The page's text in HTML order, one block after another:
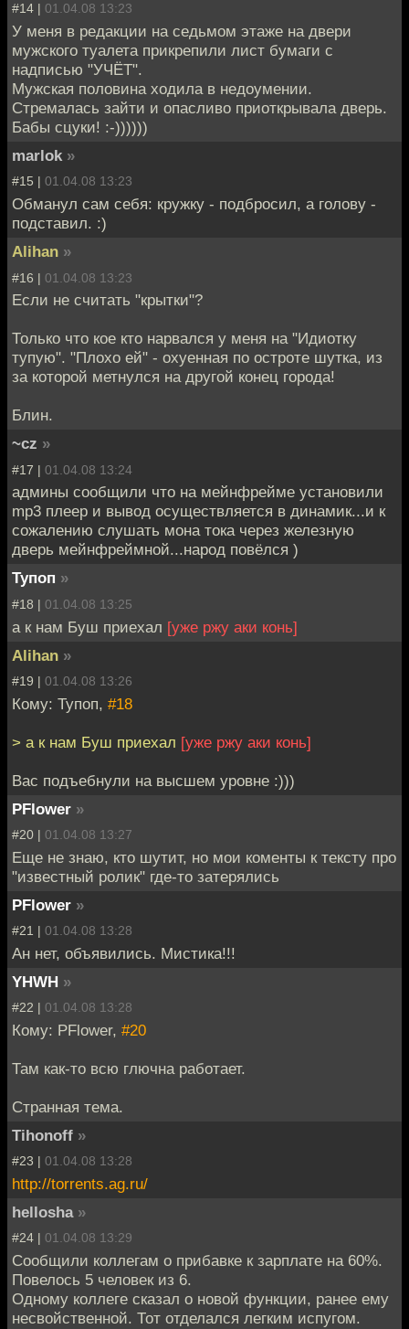
#14 | 01.04.08 13:23
У меня в редакции на седьмом этаже на двери
мужского туалета прикрепили лист бумаги с
надписью "УЧЁТ".
Мужская половина ходила в недоумении.
Стремалась зайти и опасливо приоткрывала дверь.
Бабы сцуки! :-))))))
marlok »
#15 | 01.04.08 13:23
Обманул сам себя: кружку - подбросил, а голову -
подставил. :)
Alihan »
#16 | 01.04.08 13:23
Если не считать "крытки"?
Только что кое кто нарвался у меня на "Идиотку
тупую". "Плохо ей" - охуенная по остроте шутка, из
за которой метнулся на другой конец города!
Блин.
~cz »
#17 | 01.04.08 13:24
админы сообщили что на мейнфрейме установили
mp3 плеер и вывод осуществляется в динамик...и к
сожалению слушать мона тока через железную
дверь мейнфреймной...народ повёлся )
Тупоп »
#18 | 01.04.08 13:25
а к нам Буш приехал [уже ржу аки конь]
Alihan »
#19 | 01.04.08 13:26
Кому: Тупоп, #18
> а к нам Буш приехал [уже ржу аки конь]
Вас подъебнули на высшем уровне :)))
PFlower »
#20 | 01.04.08 13:27
Еще не знаю, кто шутит, но мои коменты к тексту про
"известный ролик" где-то затерялись
PFlower »
#21 | 01.04.08 13:28
Ан нет, объявились. Мистика!!!
YHWH »
#22 | 01.04.08 13:28
Кому: PFlower, #20
Там как-то всю глючна работает.
Странная тема.
Tihonoff »
#23 | 01.04.08 13:28
http://torrents.ag.ru/
hellosha »
#24 | 01.04.08 13:29
Сообщили коллегам о прибавке к зарплате на 60%.
Повелось 5 человек из 6.
Одному коллеге сказал о новой функции, ранее ему
несвойственной. Тот отделался легким испугом.